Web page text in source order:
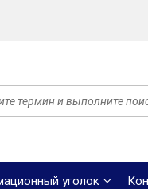
уголок